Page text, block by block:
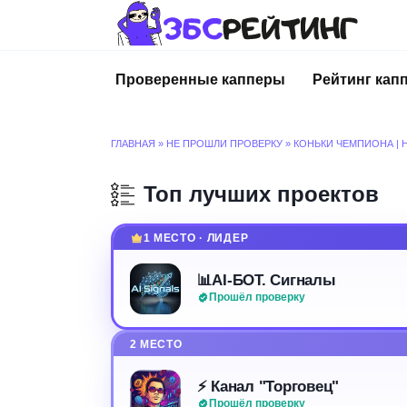
Проверенные капперы
Рейтинг
ГЛАВНАЯ » НЕ ПРОШЛИ ПРОВЕРКУ » КОНЬКИ ЧЕМПИОНА |
Топ лучших проектов
1 МЕСТО · ЛИДЕР
📊AI-БОТ. Сигналы
Прошёл проверку
2 МЕСТО
⚡️ Канал "Торговец"
Прошёл проверку